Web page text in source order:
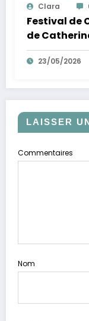
Clara
Festival de
de
mythe de
23/05/2026
LAISSER
Commentaires
Nom